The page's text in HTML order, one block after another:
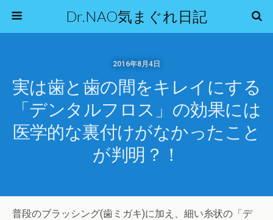
Dr.NAO気まぐれ日記
2016年8月4日
実は歯と歯の間をキレイにする
「デンタルフロス」の効果には
医学的な裏付けがなかったこと
が判明？！
普段のブラッシング(歯ミガキ)に加え、細い糸状の「デ